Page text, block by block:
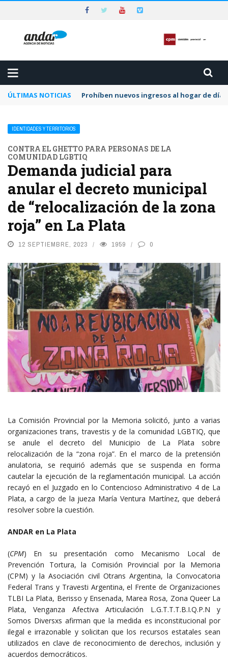
ÚLTIMAS NOTICIAS Prohíben nuevos ingresos al hogar de día
IDENTIDADES Y TERRITORIOS
CONTRA EL GHETTO PARA PERSONAS DE LA
COMUNIDAD LGBTIQ
Demanda judicial para
anular el decreto municipal
de “relocalización de la zona
roja” en La Plata
12 SEPTIEMBRE, 2023 1959 0
La Comisión Provincial por la Memoria solicitó, junto a varias
organizaciones trans, travestis y de la comunidad LGBTIQ, que
se anule el decreto del Municipio de La Plata sobre
relocalización de la “zona roja”. En el marco de la pretensión
anulatoria, se requirió además que se suspenda en forma
cautelar la ejecución de la reglamentación municipal. La acción
recayó en el Juzgado en lo Contencioso Administrativo 4 de La
Plata, a cargo de la jueza María Ventura Martínez, que deberá
resolver sobre la cuestión.
ANDAR en La Plata
(CPM) En su presentación como Mecanismo Local de
Prevención Tortura, la Comisión Provincial por la Memoria
(CPM) y la Asociación civil Otrans Argentina, la Convocatoria
Federal Trans y Travesti Argentina, el Frente de Organizaciones
TLBI La Plata, Berisso y Ensenada, Marea Rosa, Zona Queer La
Plata, Venganza Afectiva Articulación L.G.T.T.T.B.I.Q.P.N y
Somos Diversxs afirman que la medida es inconstitucional por
ilegal e irrazonable y solicitan que los recursos estatales sean
utilizados en clave de reconocimiento de derechos, inclusión y
acuerdos democráticos.